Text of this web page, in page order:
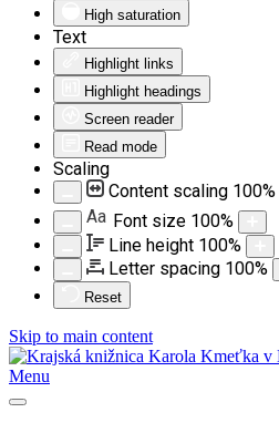
High saturation
Text
Highlight links
Highlight headings
Screen reader
Read mode
Scaling
Content scaling 100%
Aa Font size 100%
Line height 100%
Letter spacing 100%
Reset
Skip to main content
Menu